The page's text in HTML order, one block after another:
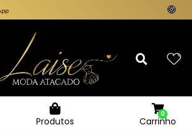
Produtos Carrinho
0